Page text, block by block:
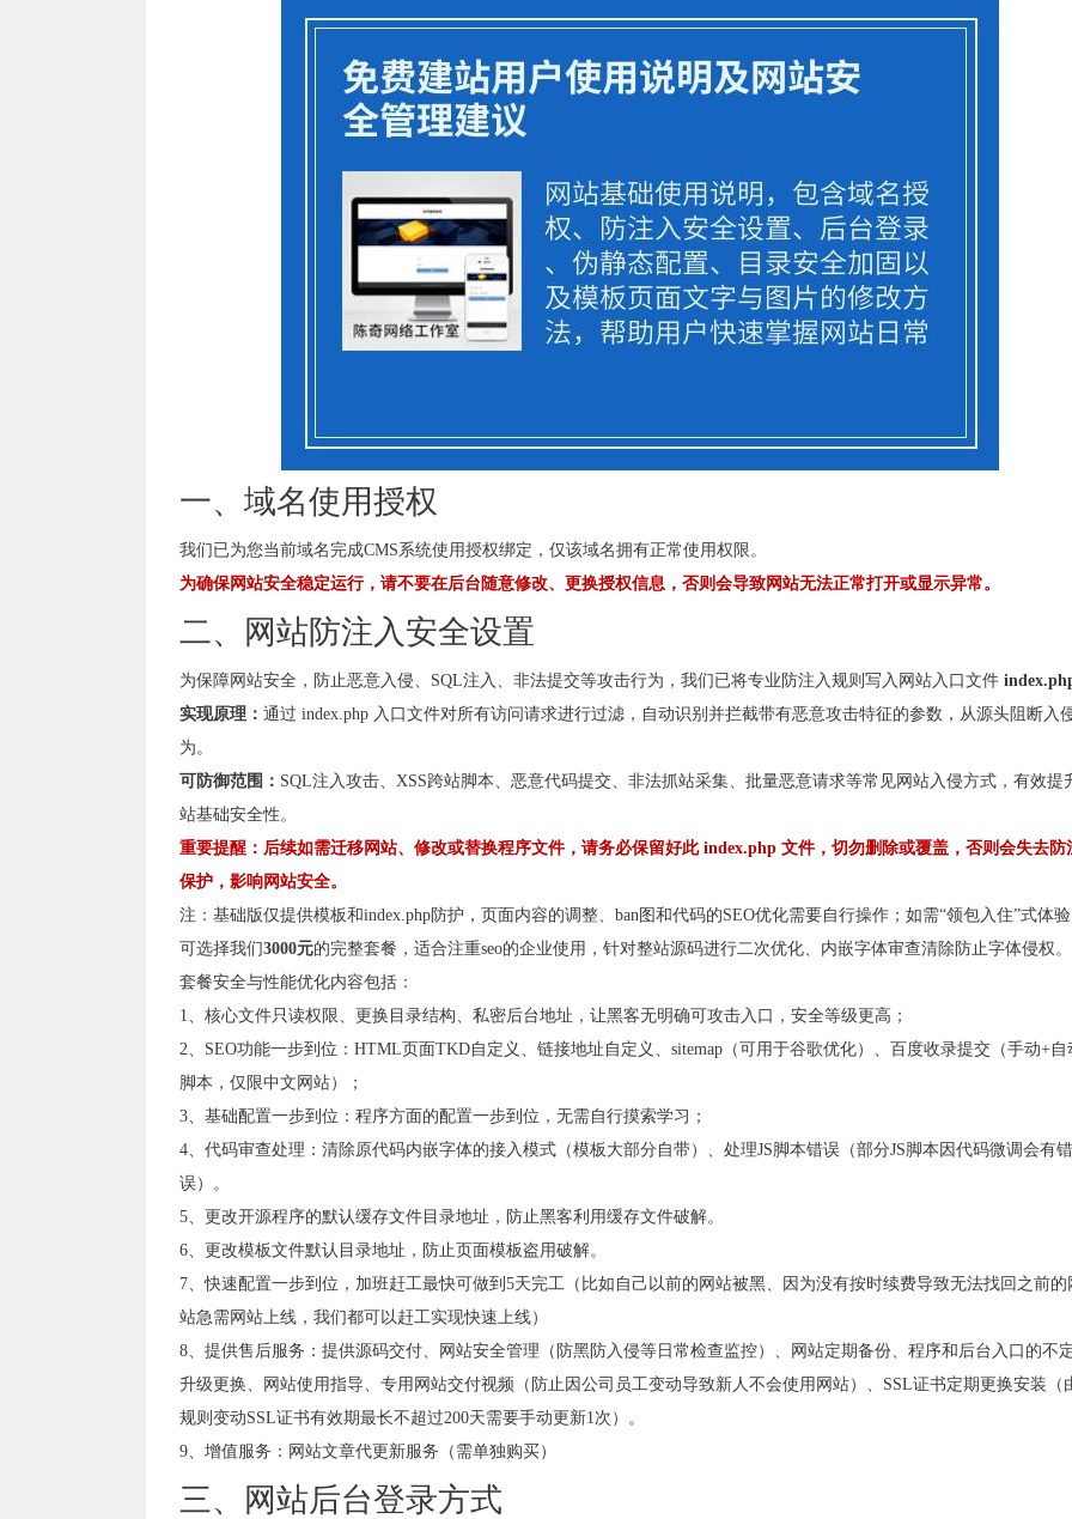
一、域名使用授权
我们已为您当前域名完成CMS系统使用授权绑定，仅该域名拥有正常使用权限。
为确保网站安全稳定运行，请不要在后台随意修改、更换授权信息，否则会导致网站无法正常打开或显示异常。
二、网站防注入安全设置
为保障网站安全，防止恶意入侵、SQL注入、非法提交等攻击行为，我们已将专业防注入规则写入网站入口文件
实现原理： 通过 index.php 入口文件对所有访问请求进行过滤，自动识别并拦截带有恶意攻击特征的参数，从源头阻断入
为。
可防御范围： SQL注入攻击、XSS跨站脚本、恶意代码提交、非法抓站采集、批量恶意请求等常见网站入侵方式，有效提
站基础安全性。
重要提醒：后续如需迁移网站、修改或替换程序文件，请务必保留好此 index.php 文件，切勿删除或覆盖，否则会失去防
保护，影响网站安全。
注：基础版仅提供模板和index.php防护，页面内容的调整、ban图和代码的SEO优化需要自行操作；如需“领包入住”式体
可选择我们3000元的完整套餐，适合注重seo的企业使用，针对整站源码进行二次优化、内嵌字体审查清除防止字体侵权。
套餐安全与性能优化内容包括：
1、核心文件只读权限、更换目录结构、私密后台地址，让黑客无明确可攻击入口，安全等级更高；
2、SEO功能一步到位：HTML页面TKD自定义、链接地址自定义、sitemap（可用于谷歌优化）、百度收录提交（手动+自
脚本，仅限中文网站）；
3、基础配置一步到位：程序方面的配置一步到位，无需自行摸索学习；
4、代码审查处理：清除原代码内嵌字体的接入模式（模板大部分自带）、处理JS脚本错误（部分JS脚本因代码微调会有错
误）。
5、更改开源程序的默认缓存文件目录地址，防止黑客利用缓存文件破解。
6、更改模板文件默认目录地址，防止页面模板盗用破解。
7、快速配置一步到位，加班赶工最快可做到5天完工（比如自己以前的网站被黑、因为没有按时续费导致无法找回之前的
站急需网站上线，我们都可以赶工实现快速上线）
8、提供售后服务：提供源码交付、网站安全管理（防黑防入侵等日常检查监控）、网站定期备份、程序和后台入口的不
升级更换、网站使用指导、专用网站交付视频（防止因公司员工变动导致新人不会使用网站）、SSL证书定期更换安装（
规则变动SSL证书有效期最长不超过200天需要手动更新1次）。
9、增值服务：网站文章代更新服务（需单独购买）
三、网站后台登录方式